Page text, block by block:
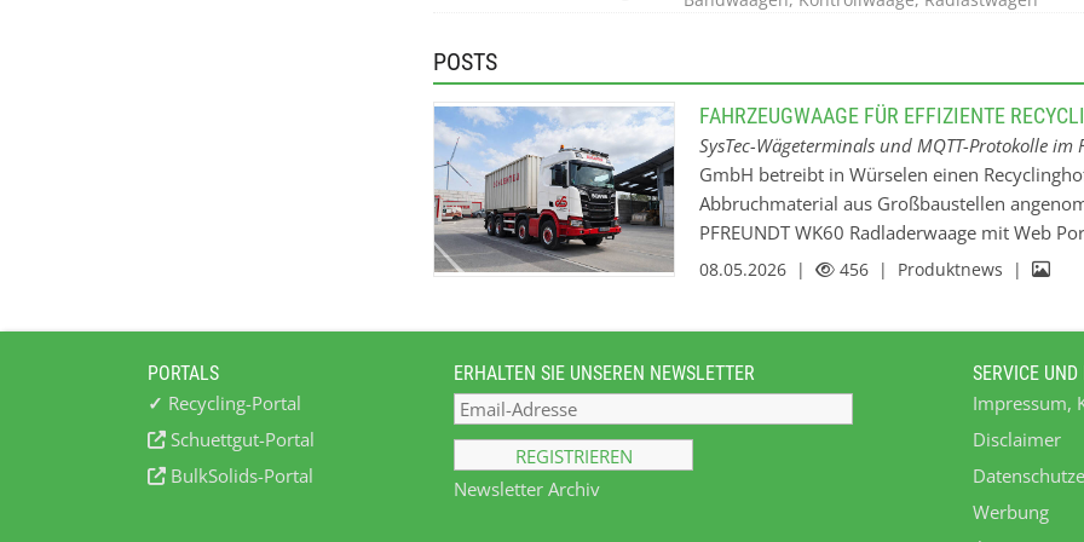
POSTS
FAHRZEUGWAAGE FÜR EFFIZIENTE
SysTec-Wägeterminals und MQTT-Protokolle im
GmbH betreibt in Würselen einen
Abbruchmaterial aus Großbaustellen
PFREUNDT WK60 Radladerwaage mit Web
Einsatz. Aufgrund des zunehmenden
SysTec-Wägeterminal IT3 die vollständige
verarbeitet die Wägesignale, steuert die
zwischen Waage und PFREUNDT Web
manuellen sowie im Selbstbedienungs-
08.05.2026 | 456 | Produktnews |
PORTALS
✓ Recycling-Portal
Schuettgut-Portal
BulkSolids-Portal
ERHALTEN SIE UNSEREN NEWSLETTER
Newsletter Archiv
SERVICE
Impressum,
Disclaimer
Werbung